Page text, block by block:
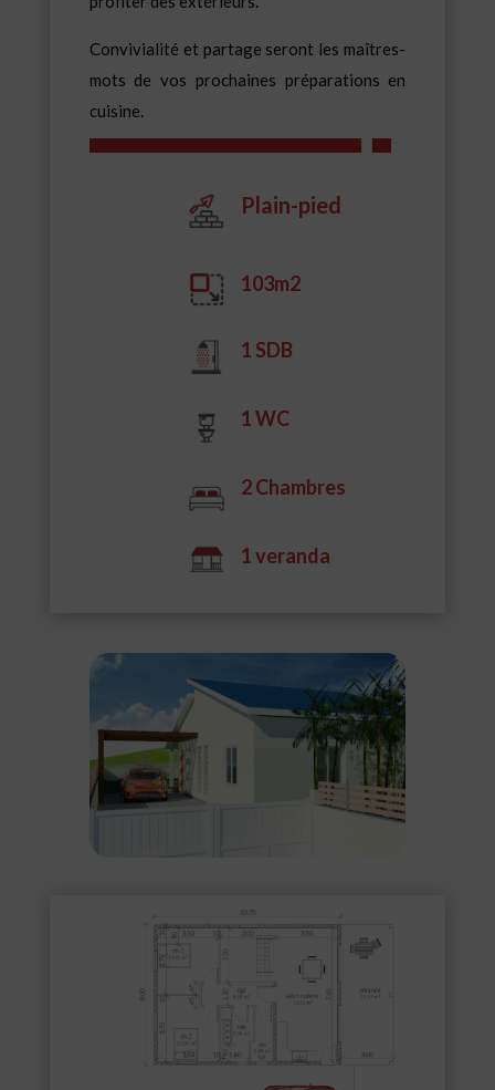
Convivialité et partage seront les maîtres-
mots de vos prochaines préparations en
cuisine.
Plain-pied
103m2
1 SDB
1 WC
2 Chambres
1 veranda